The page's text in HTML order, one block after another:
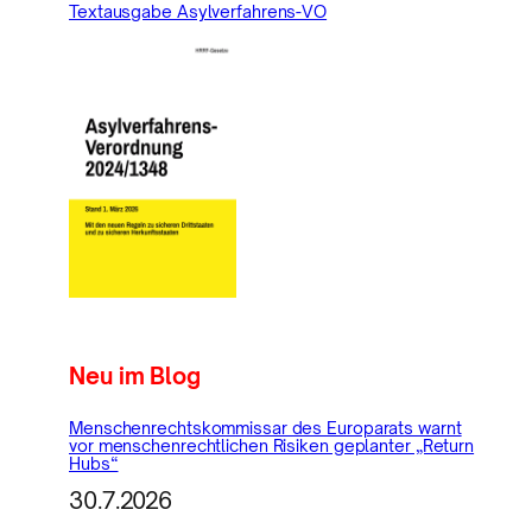
Textausgabe Asylverfahrens-VO
Neu im Blog
Menschenrechtskommissar des Europarats warnt
vor menschenrechtlichen Risiken geplanter „Return
Hubs“
30.7.2026